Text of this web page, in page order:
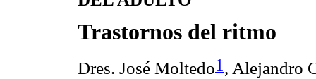
Trastornos del ritmo
Dres. José Moltedo1 , Alejandro